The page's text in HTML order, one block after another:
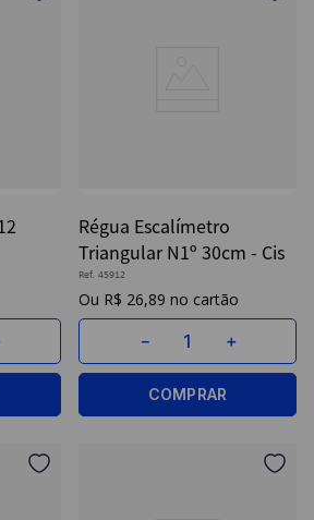
Régua Escalímetro
Triangular N1º 30cm - Cis
Ref. 45912
R$ 26,89
＋
－
COMPRAR